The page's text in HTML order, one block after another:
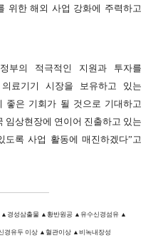
위한 해외 사업 강화에 주력하고
부의 적극적인 지원과 투자를
료기기 시장을 보유하고 있는
좋은 기회가 될 것으로 기대하고
임상현장에 연이어 진출하고 있는
록 사업 활동에 매진하겠다”고
경성삼출물 ▲황반원공 ▲유수신경섬유 ▲
경유두 이상 ▲혈관이상 ▲비녹내장성